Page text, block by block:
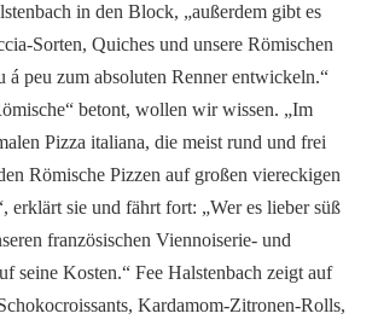
in den Block, „außerdem gibt es
Sorten, Quiches und unsere Römischen
á peu zum absoluten Renner entwickeln.“
betont, wollen wir wissen. „Im
Pizza italiana, die meist rund und frei
Römische Pizzen auf großen viereckigen
erklärt sie und fährt fort: „Wer es lieber süß
französischen Viennoiserie- und
seine Kosten.“ Fee Halstenbach zeigt auf
Kardamom-Zitronen-Rolls,